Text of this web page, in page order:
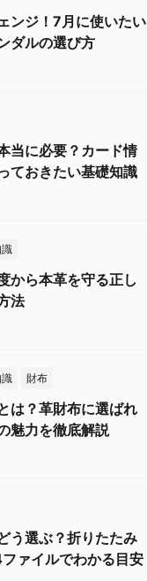
ンジ！7月に使いたい
ダルの選び方
当に必要？カード情
ておきたい基礎知識
から本革を守る正し
法
財布
は？革財布に選ばれ
魅力を徹底解説
う選ぶ？折りたたみ
ァイルでわかる目安